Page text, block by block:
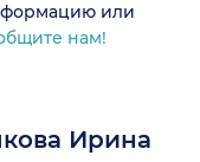
или
нам!
Ирина